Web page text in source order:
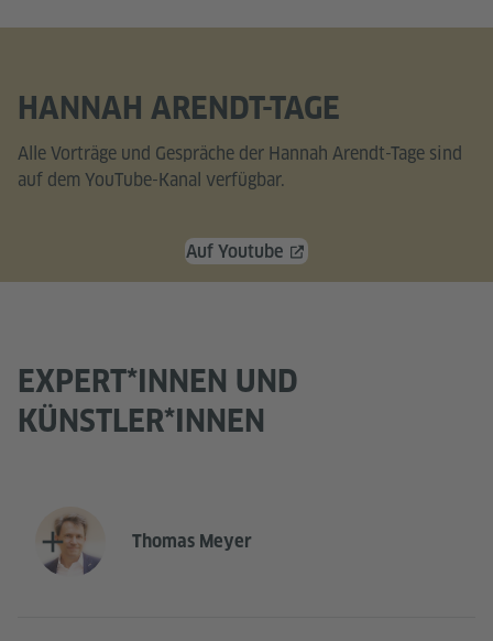
HANNAH ARENDT-TAGE
Alle Vorträge und Gespräche der Hannah Arendt-Tage sind
auf dem YouTube-Kanal verfügbar.
Auf Youtube
EXPERT*INNEN UND
KÜNSTLER*INNEN
Thomas Meyer